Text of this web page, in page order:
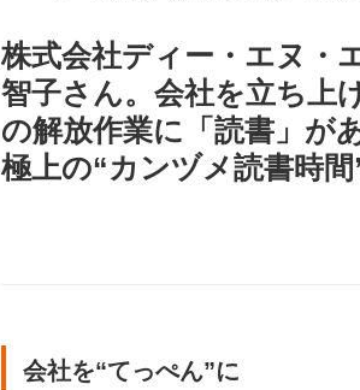
株式会社ディー・エヌ・
智子さん。会社を立ち上
の解放作業に「読書」が
極上の“カンヅメ読書時
会社を“てっぺん”に